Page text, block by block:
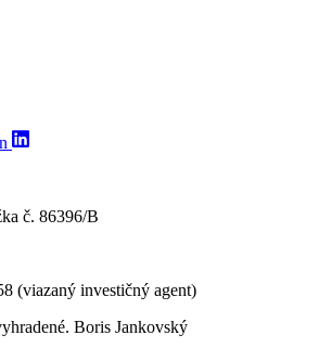
č. 86396/B
(viazaný investičný agent)
Boris Jankovský